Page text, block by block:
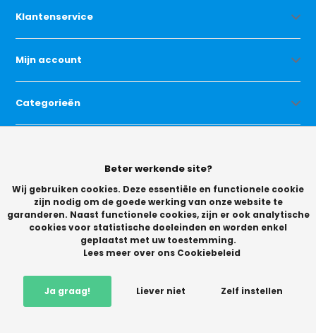
Klantenservice
Mijn account
Categorieën
© Copyright 2026 -